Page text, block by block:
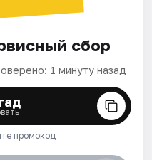
сбор
1 минуту назад
промокод